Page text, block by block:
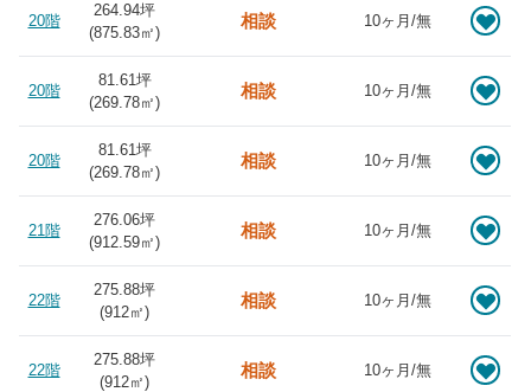
20階
264.94坪
(875.83㎡)
相談 10ヶ月/無
20階
81.61坪
(269.78㎡)
相談 10ヶ月/無
20階
81.61坪
(269.78㎡)
相談 10ヶ月/無
21階
276.06坪
(912.59㎡)
相談 10ヶ月/無
22階
275.88坪
(912㎡)
相談 10ヶ月/無
22階
275.88坪
(912㎡)
相談 10ヶ月/無